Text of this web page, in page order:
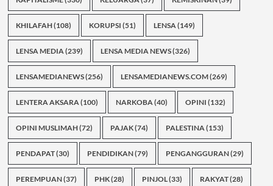
KHILAFAH(108) KORUPSI (51) LENSA(149)
LENSA MEDIA(239) LENSA MEDIA NEWS(326)
LENSAMEDIANEWS(256) LENSAMEDIANEWS.COM(269)
LENTERA AKSARA(100) NARKOBA(40) OPINI (132)
OPINI MUSLIMAH(72) PAJAK(74) PALESTINA(153)
PENDAPAT(30) PENDIDIKAN(79) PENGANGGURAN(29)
PEREMPUAN(37) PHK(28) PINJOL(33) RAKYAT(28)